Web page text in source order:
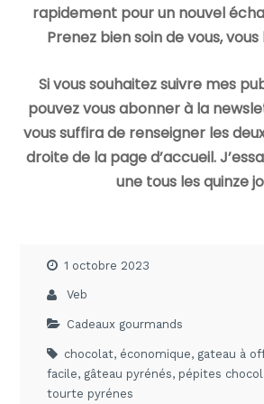
rapidement pour un nouvel
Prenez bien soin de vous,
Si vous souhaitez suivre mes
pouvez vous abonner à la
vous suffira de renseigner les
droite de la page d’accueil.
une tous les quinze
1 octobre 2023
Veb
Cadeaux gourmands
chocolat, économique, gateau à
facile, gâteau pyrénés, pépites
tourte pyrénes